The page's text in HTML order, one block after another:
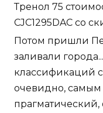
Тренол 75
CJC1295DAC со
Потом пришли
заливали
классификаций
очевидно, самым